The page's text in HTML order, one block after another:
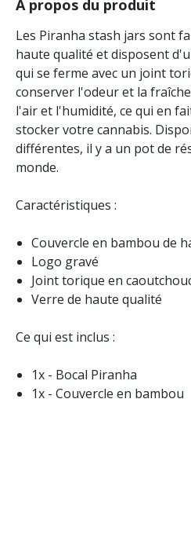
À propos du produit
Les Piranha stash jars sont
haute qualité et disposent
qui se ferme avec un joint
conserver l'odeur et la
l'air et l'humidité, ce qui en
stocker votre cannabis.
différentes, il y a un pot de
monde.
Caractéristiques :
Couvercle en bambou de
Logo gravé
Joint torique en
Verre de haute qualité
Ce qui est inclus :
1x - Bocal Piranha
1x - Couvercle en bambou